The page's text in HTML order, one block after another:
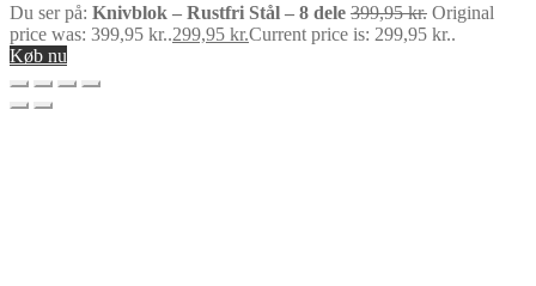
Du ser på: Knivblok – Rustfri Stål – 8 dele 399,95kr. Original
price was: 399,95 kr..299,95 kr.Current price is: 299,95 kr..
Køb nu